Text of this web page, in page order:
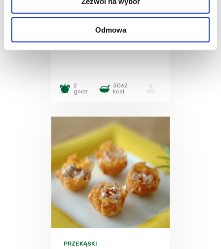
Odmowa
CIASTA I TORTY
Ciasto drwala (?!)
2
godz.
5062
kcal
PRZEKĄSKI